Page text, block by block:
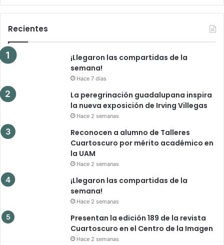
Recientes
¡Llegaron las compartidas de la
semana!
Hace 7 días
La peregrinación guadalupana inspira
la nueva exposición de Irving Villegas
Hace 2 semanas
Reconocen a alumno de Talleres
Cuartoscuro por mérito académico en
la UAM
Hace 2 semanas
¡Llegaron las compartidas de la
semana!
Hace 2 semanas
Presentan la edición 189 de la revista
Cuartoscuro en el Centro de la Imagen
Hace 2 semanas